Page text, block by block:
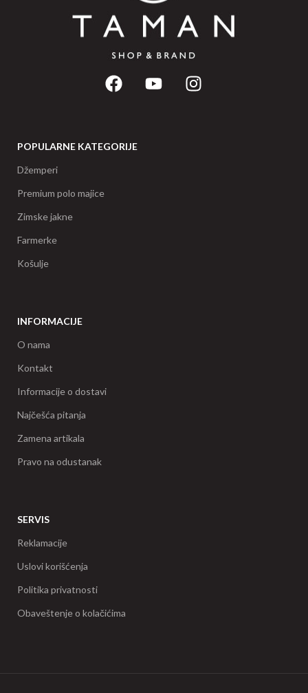
POPULARNE KATEGORIJE
Džemperi
Premium polo majice
Zimske jakne
Farmerke
Košulje
INFORMACIJE
O nama
Kontakt
Informacije o dostavi
Najčešća pitanja
Zamena artikala
Pravo na odustanak
SERVIS
Reklamacije
Uslovi korišćenja
Politika privatnosti
Obaveštenje o kolačićima